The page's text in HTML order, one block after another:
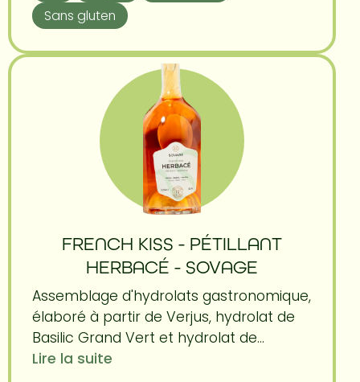
Sans gluten
FRENCH KISS - PÉTILLANT
HERBACÉ - SOVAGE
Assemblage d'hydrolats gastronomique,
élaboré à partir de Verjus, hydrolat de
Basilic Grand Vert et hydrolat de...
Lire la suite